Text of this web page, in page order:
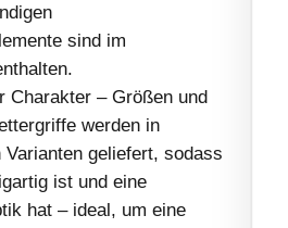
sind im
Charakter – Größen und
werden in
Varianten geliefert, sodass
ist und eine
hat – ideal, um eine